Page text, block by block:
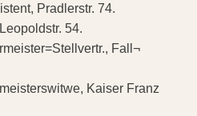
Pradlerstr. 74.
54.
Fall¬
Kaiser Franz